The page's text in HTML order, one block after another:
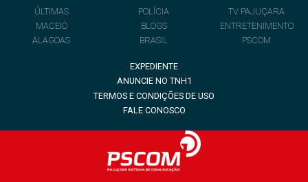
ÚLTIMAS
MACEIÓ
ALAGOAS
POLÍCIA
BLOGS
BRASIL
TV PAJUÇARA
ENTRETENIMENTO
PSCOM
EXPEDIENTE
ANUNCIE NO TNH1
TERMOS E CONDIÇÕES DE USO
FALE CONOSCO